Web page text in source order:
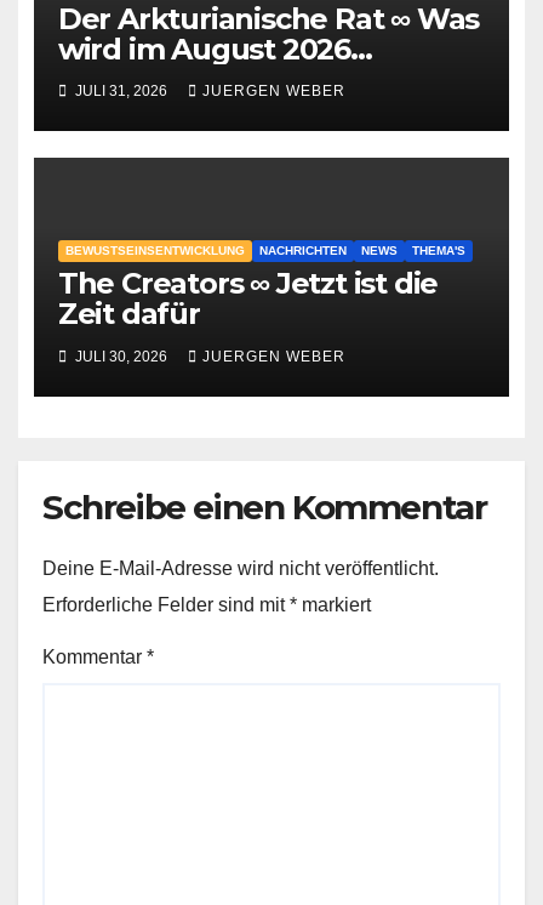
Der Arkturianische Rat ∞ Was
wird im August 2026
geschehen?
JULI 31, 2026 JUERGEN WEBER
BEWUSTSEINSENTWICKLUNG NACHRICHTEN NEWS THEMA'S
The Creators ∞ Jetzt ist die
Zeit dafür
JULI 30, 2026 JUERGEN WEBER
Schreibe einen Kommentar
Deine E-Mail-Adresse wird nicht veröffentlicht.
Erforderliche Felder sind mit* markiert
Kommentar *